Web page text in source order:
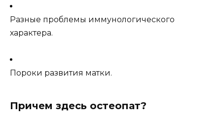
Разные проблемы иммунологического
характера.
Пороки развития матки.
Причем здесь остеопат?